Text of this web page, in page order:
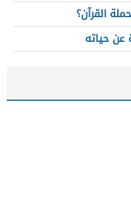
القرآن؟
حياته